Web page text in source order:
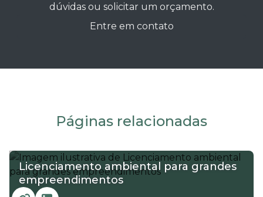
dúvidas ou solicitar um orçamento.
Entre em contato
Páginas relacionadas
Licenciamento ambiental para grandes
empreendimentos